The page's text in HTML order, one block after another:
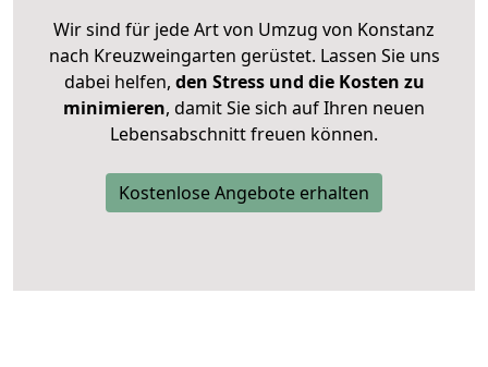
Wir sind für jede Art von Umzug von Konstanz
nach Kreuzweingarten gerüstet. Lassen Sie uns
dabei helfen, den Stress und die Kosten zu
minimieren, damit Sie sich auf Ihren neuen
Lebensabschnitt freuen können.
Kostenlose Angebote erhalten